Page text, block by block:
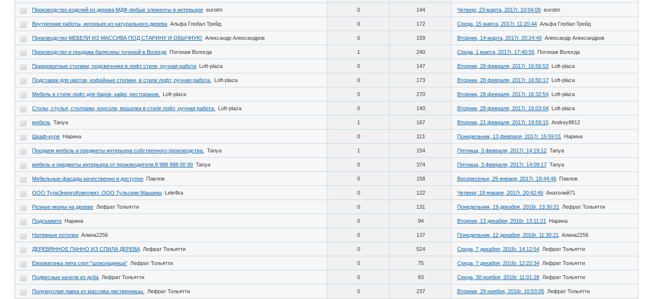
Производство изделий из дерева,МДФ,любые элементы в интерьере eurotm 0 144 Четверг, 23 марта, 2017г. 10:04:09 eurotm
Внутренние работы, интерьер из натурального дерева Альфа Глобал Трейд 0 172 Среда, 15 марта, 2017г. 11:20:44 Альфа Глобал Трейд
Производство МЕБЕЛИ ИЗ МАССИВА ПОД СТАРИНУ И ОБЫЧНУЮ Александр Александров 0 159 Вторник, 14 марта, 2017г. 20:24:49 Александр Александров
Производство и продажа балясины точеной в Вологде Погонаж Вологда 1 240 Среда, 1 марта, 2017г. 17:40:55 Погонаж Вологда
Прикроватные столики, подсвечники в лофт стиле, ручная работа Loft-plaza 0 147 Вторник, 28 февраля, 2017г. 16:56:53 Loft-plaza
Подставки для цветов, кофейные столики, в стиле лофт, ручная работа. Loft-plaza 0 173 Вторник, 28 февраля, 2017г. 16:50:17 Loft-plaza
Мебель в стиле лофт для баров, кафе, ресторанов. Loft-plaza 0 270 Вторник, 28 февраля, 2017г. 16:32:54 Loft-plaza
Столы, стулья, стеллажи, консоли, вешалки в стиле лофт, ручная работа. Loft-plaza 0 140 Вторник, 28 февраля, 2017г. 16:03:04 Loft-plaza
мебель Tanya 1 167 Вторник, 21 февраля, 2017г. 19:59:15 Andrey8812
Шкаф-купе Нарина 0 113 Понедельник, 13 февраля, 2017г. 15:59:01 Нарина
Продаем мебель и предметы интерьера собственного производства. Tanya 1 154 Пятница, 3 февраля, 2017г. 14:19:12 Tanya
мебель и предметы интерьера от производителя.8 988 988 00 99 Tanya 0 374 Пятница, 3 февраля, 2017г. 14:09:17 Tanya
Мебельные фасады качественно и доступно Павлов 0 158 Воскресенье, 29 января, 2017г. 18:44:46 Павлов
ООО ТулаЭнергоКомплект. ООО Тульские Машины Lele4ka 0 122 Четверг, 19 января, 2017г. 20:42:46 Анатолий71
Резные иконы на дереве Лефрат Тольятти 0 131 Понедельник, 19 декабря, 2016г. 13:30:21 Лефрат Тольятти
Подскажите Нарина 0 94 Вторник, 13 декабря, 2016г. 13:11:21 Нарина
Натяжные потолки Алина2256 0 137 Понедельник, 12 декабря, 2016г. 11:30:21 Алина2256
ДЕРЕВЯННОЕ ПАННО ИЗ СПИЛА ДЕРЕВА Лефрат Тольятти 0 524 Среда, 7 декабря, 2016г. 14:12:54 Лефрат Тольятти
Евровагонка липа сорт "шоколадница" Лефрат Тольятти 0 75 Среда, 7 декабря, 2016г. 12:22:34 Лефрат Тольятти
Подвесные качели из дуба Лефрат Тольятти 0 93 Среда, 30 ноября, 2016г. 11:01:28 Лефрат Тольятти
Полукруглая лавка из массива лиственницы. Лефрат Тольятти 0 237 Вторник, 29 ноября, 2016г. 10:53:05 Лефрат Тольятти